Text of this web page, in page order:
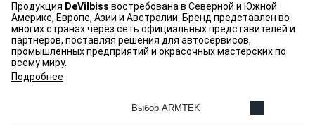
Продукция DeVilbiss востребована в Северной и Южной
Америке, Европе, Азии и Австралии. Бренд представлен во
многих странах через сеть официальных представителей и
партнеров, поставляя решения для автосервисов,
промышленных предприятий и окрасочных мастерских по
всему миру.
Подробнее
Выбор ARMTEK